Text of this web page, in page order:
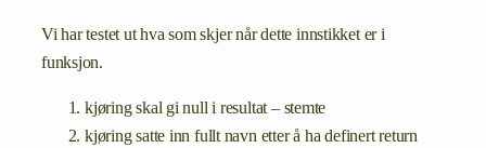
Vi har testet ut hva som skjer når dette innstikket er i
funksjon.
kjøring skal gi null i resultat – stemte
kjøring satte inn fullt navn etter å ha definert return